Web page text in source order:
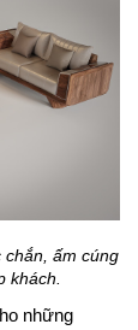
chắn, ấm cúng
khách.
những